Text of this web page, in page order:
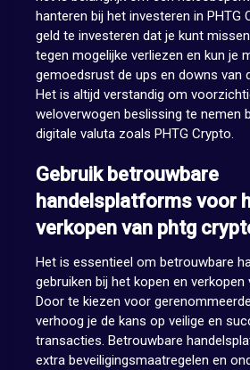
hanteren bij het investeren in PHTG
geld te investeren dat je kunt
tegen mogelijke verliezen en kun je
gemoedsrust de ups en downs van
Het is altijd verstandig om
weloverwogen beslissing te nemen
digitale valuta zoals PHTG Crypto.
Gebruik betrouwbare
handelsplatforms voor
verkopen van phtg
Het is essentieel om betrouwbare
gebruiken bij het kopen en verkopen
Door te kiezen voor
verhoog je de kans op veilige en
transacties. Betrouwbare
extra beveiligingsmaatregelen en